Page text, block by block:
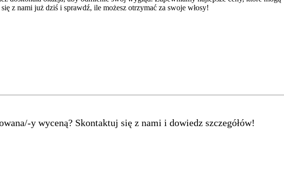
z nami już dziś i sprawdź, ile możesz otrzymać za swoje włosy!
y wyceną? Skontaktuj się z nami i dowiedz szczegółów!